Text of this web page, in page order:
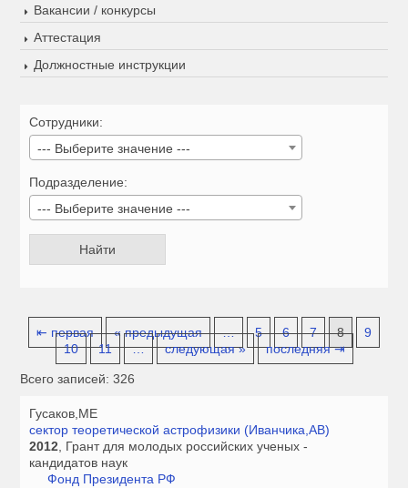
Вакансии / конкурсы
Аттестация
Должностные инструкции
Сотрудники:
--- Выберите значение ---
Подразделение:
--- Выберите значение ---
⇤ первая « предыдущая … 5 6 7 8
9
10
11 … следующая » последняя ⇥
Всего записей: 326
Гусаков,МЕ
сектор теоретической астрофизики (Иванчика,АВ)
2012 , Грант для молодых российских ученых -
кандидатов наук
Фонд Президента РФ